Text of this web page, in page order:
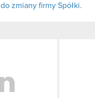
do zmiany firmy Spółki.